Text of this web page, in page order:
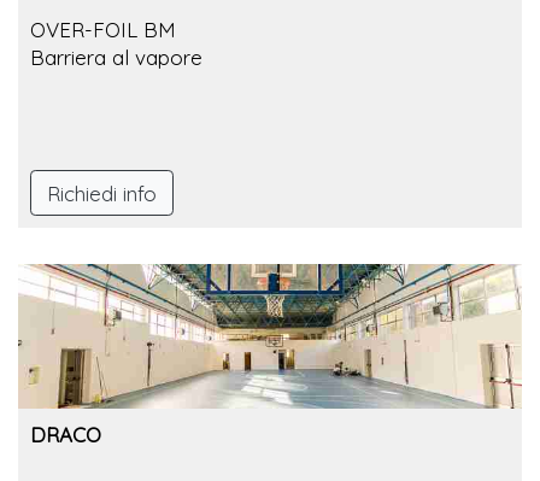
OVER-FOIL BM
Barriera al vapore
Richiedi info
DRACO